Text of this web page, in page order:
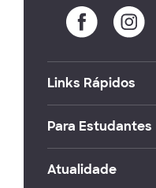
Links Rápidos
Para Estudantes
Atualidade